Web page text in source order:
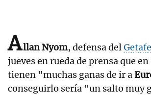
Allan Nyom, defensa delGetafe
jueves en rueda de prensa que
tienen "muchas ganas de ir a
conseguirlo sería "un salto muy